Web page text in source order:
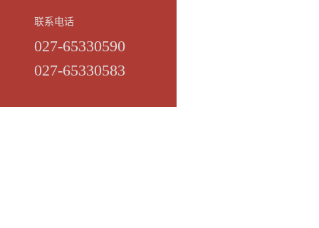
联系电话
027-65330590
027-65330583